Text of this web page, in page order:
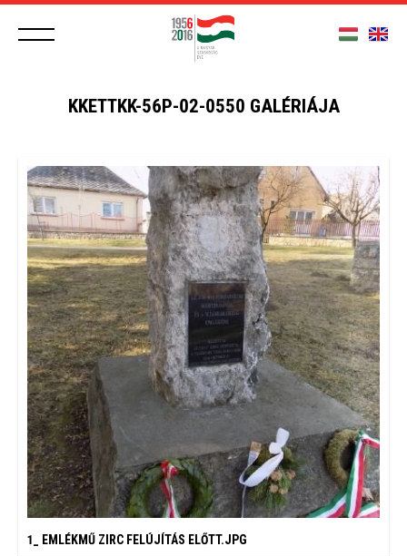
KKETTKK-56P-02-0550 GALÉRIÁJA
1_ EMLÉKMŰ ZIRC FELÚJÍTÁS ELŐTT.JPG